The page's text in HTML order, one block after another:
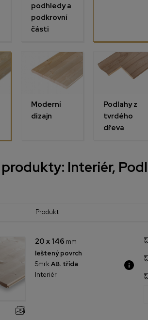
Moderní
dizajn
Podlahy z
tvrdého
dřeva
podhledy a
podkrovní
části
Interiér,
Produkt
20 x 146 mm
leštený povrch
SmrkAB. třída
Interiér